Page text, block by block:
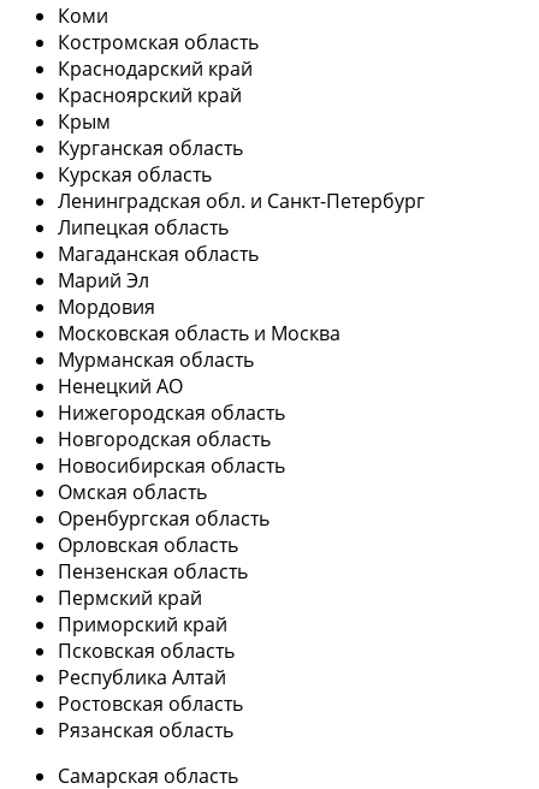
Коми
Костромская область
Краснодарский край
Красноярский край
Крым
Курганская область
Курская область
Ленинградская обл. и Санкт-Петербург
Липецкая область
Магаданская область
Марий Эл
Мордовия
Московская область и Москва
Мурманская область
Ненецкий АО
Нижегородская область
Новгородская область
Новосибирская область
Омская область
Оренбургская область
Орловская область
Пензенская область
Пермский край
Приморский край
Псковская область
Республика Алтай
Ростовская область
Рязанская область
Самарская область